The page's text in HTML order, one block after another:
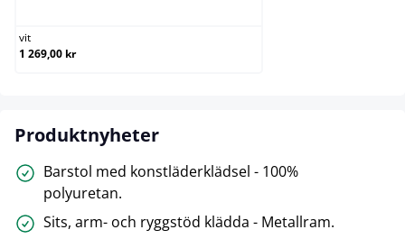
vit
1 269,00 kr
Produktnyheter
Barstol med konstläderklädsel - 100%
polyuretan.
Sits, arm- och ryggstöd klädda - Metallram.